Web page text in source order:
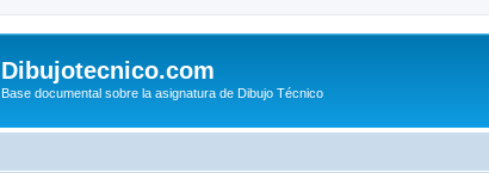
Dibujotecnico.com
Base documental sobre la asignatura de Dibujo Técnico